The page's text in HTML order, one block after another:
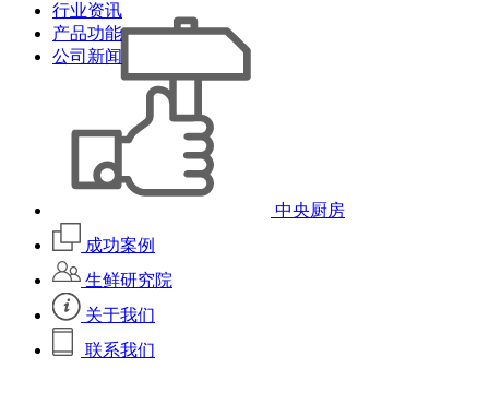
中央厨房
成功案例
生鲜研究院
关于我们
联系我们
行业资讯
产品功能
公司新闻